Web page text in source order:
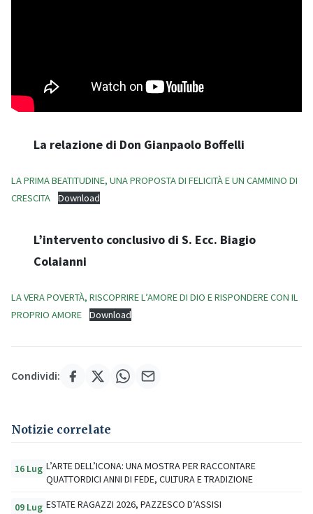
La relazione di Don Gianpaolo Boffelli
LA PRIMA BEATITUDINE, UNA PROPOSTA DI FELICITÀ E UN CAMMINO DI
CRESCITA
Download
L’intervento conclusivo di S. Ecc. Biagio
Colaianni
LA VERA POVERTÀ, RISCOPRIRE L’AMORE DI DIO E RISPONDERE CON IL
PROPRIO AMORE
Download
Condividi:
Notizie correlate
16 Lug L’ARTE DELL’ICONA: UNA MOSTRA PER RACCONTARE
QUATTORDICI ANNI DI FEDE, CULTURA E TRADIZIONE
09 Lug ESTATE RAGAZZI 2026, PAZZESCO D’ASSISI